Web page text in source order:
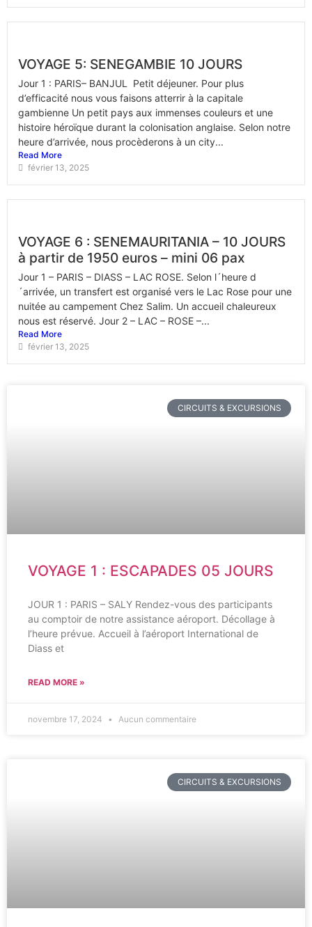
VOYAGE 5: SENEGAMBIE 10 JOURS
Jour 1 : PARIS– BANJUL Petit déjeuner. Pour plus
d’efficacité nous vous faisons atterrir à la capitale
gambienne Un petit pays aux immenses couleurs et une
histoire héroïque durant la colonisation anglaise. Selon notre
heure d’arrivée, nous procèderons à un city...
Read More
février 13, 2025
VOYAGE 6 : SENEMAURITANIA – 10 JOURS
à partir de 1950 euros – mini 06 pax
Jour 1 – PARIS – DIASS – LAC ROSE. Selon l´heure d
´arrivée, un transfert est organisé vers le Lac Rose pour une
nuitée au campement Chez Salim. Un accueil chaleureux
nous est réservé. Jour 2 – LAC – ROSE –...
Read More
février 13, 2025
CIRCUITS & EXCURSIONS
VOYAGE 1 : ESCAPADES 05 JOURS
JOUR 1 : PARIS – SALY Rendez-vous des participants
au comptoir de notre assistance aéroport. Décollage à
l’heure prévue. Accueil à l’aéroport International de
Diass et
READ MORE »
novembre 17, 2024 Aucun commentaire
CIRCUITS & EXCURSIONS